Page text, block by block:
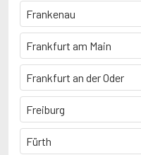
Frankenau
Frankfurt am Main
Frankfurt an der Oder
Freiburg
Fürth